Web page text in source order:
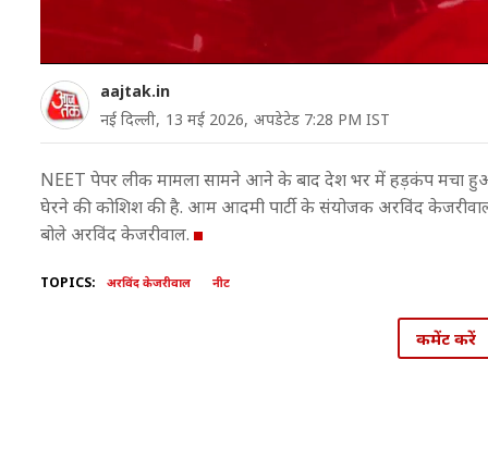
aajtak.in
नई द‍िल्ली, 13 मई 2026, अपडेटेड 7:28 PM IST
NEET पेपर लीक मामला सामने आने के बाद देश भर में हड़कंप मचा हुआ
घेरने की कोश‍िश की है. आम आदमी पार्टी के संयोजक अरवि‍ंद
बोले अरव‍िंद केजरीवाल.
TOPICS: अरविंद केजरीवाल नीट
कमेंट करें